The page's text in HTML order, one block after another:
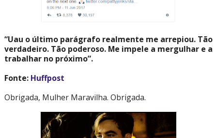
“Uau o último parágrafo realmente me arrepiou. Tão
verdadeiro. Tão poderoso. Me impele a mergulhar e a
trabalhar no próximo”.
Fonte: Huffpost
Obrigada, Mulher Maravilha. Obrigada.